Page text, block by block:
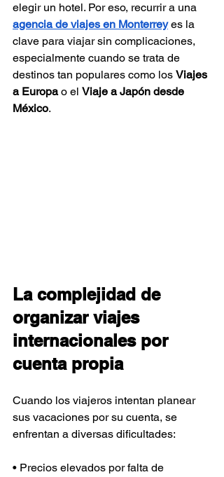
elegir un hotel. Por eso, recurrir a una
agencia de viajes en Monterrey es la
clave para viajar sin complicaciones,
especialmente cuando se trata de
destinos tan populares como los Viajes
a Europa o el Viaje a Japón desde
México.
La complejidad de
organizar viajes
internacionales por
cuenta propia
Cuando los viajeros intentan planear
sus vacaciones por su cuenta, se
enfrentan a diversas dificultades:
• Precios elevados por falta de